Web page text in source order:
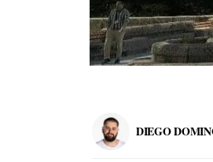
DIEGO